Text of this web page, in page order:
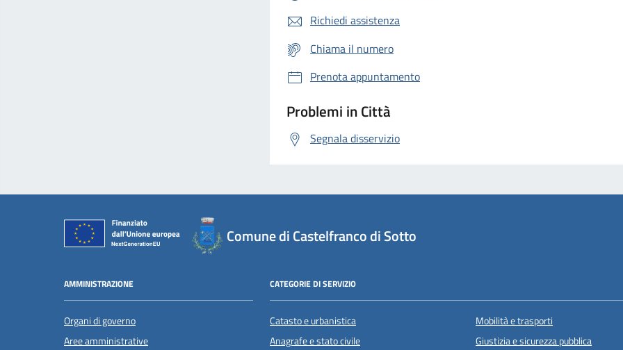
Richiedi assistenza
Chiama il numero
Prenota appuntamento
Problemi in Città
Segnala disservizio
Comune di Castelfranco di Sotto
AMMINISTRAZIONE
Organi di governo
Aree amministrative
CATEGORIE DI SERVIZIO
Catasto e urbanistica
Anagrafe e stato civile
Mobilità e trasporti
Giustizia e sicurezza pubblica